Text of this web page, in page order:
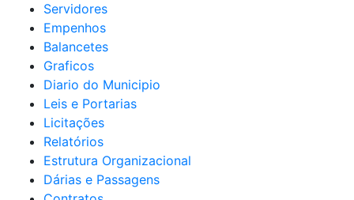
Servidores
Empenhos
Balancetes
Graficos
Diario do Municipio
Leis e Portarias
Licitações
Relatórios
Estrutura Organizacional
Dárias e Passagens